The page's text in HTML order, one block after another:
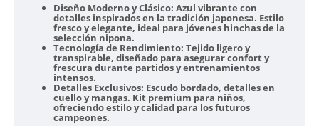
Diseño Moderno y Clásico: Azul vibrante con
detalles inspirados en la tradición japonesa. Estilo
fresco y elegante, ideal para jóvenes hinchas de la
selección nipona.
Tecnología de Rendimiento: Tejido ligero y
transpirable, diseñado para asegurar confort y
frescura durante partidos y entrenamientos
intensos.
Detalles Exclusivos: Escudo bordado, detalles en
cuello y mangas. Kit premium para niños,
ofreciendo estilo y calidad para los futuros
campeones.